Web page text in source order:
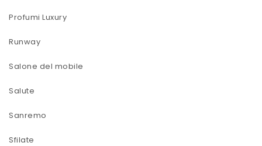
Profumi Luxury
Runway
Salone del mobile
Salute
Sanremo
Sfilate